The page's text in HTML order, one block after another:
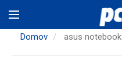
na
hlavnýDomov asus notebook